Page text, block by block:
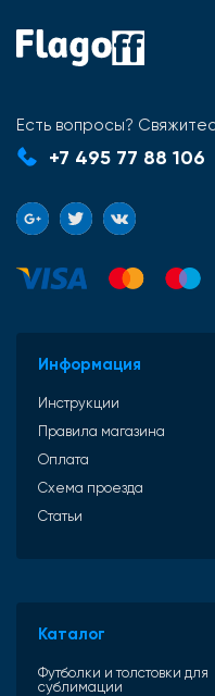
Есть вопросы?
+7 495 77 88 106
Информация
Инструкции
Правила магазина
Оплата
Схема проезда
Статьи
Каталог
Футболки и толстовки для
сублимации